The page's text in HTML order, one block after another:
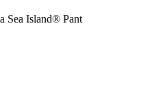
Sea Island® Pant